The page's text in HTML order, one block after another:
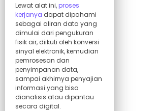
Lewat alat ini,proses
kerjanya dapat dipahami
sebagai aliran data yang
dimulai dari pengukuran
fisik air, diikuti oleh konversi
sinyal elektronik, kemudian
pemrosesan dan
penyimpanan data,
sampai akhirnya penyajian
informasi yang bisa
dianalisis atau dipantau
secara digital.